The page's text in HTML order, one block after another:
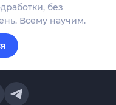
без
Всему научим.